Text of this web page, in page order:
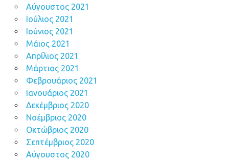
Αύγουστος 2021
Ιούλιος 2021
Ιούνιος 2021
Μάιος 2021
Απρίλιος 2021
Μάρτιος 2021
Φεβρουάριος 2021
Ιανουάριος 2021
Δεκέμβριος 2020
Νοέμβριος 2020
Οκτώβριος 2020
Σεπτέμβριος 2020
Αύγουστος 2020